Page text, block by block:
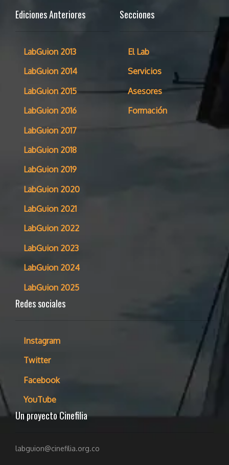
Ediciones Anteriores
LabGuion 2013
LabGuion 2014
LabGuion 2015
LabGuion 2016
LabGuion 2017
LabGuion 2018
LabGuion 2019
LabGuion 2020
LabGuion 2021
LabGuion 2022
LabGuion 2023
LabGuion 2024
LabGuion 2025
Secciones
El Lab
Servicios
Asesores
Formación
Redes sociales
Instagram
Twitter
Facebook
YouTube
Un proyecto Cinefilia
labguion@cinefilia.org.co